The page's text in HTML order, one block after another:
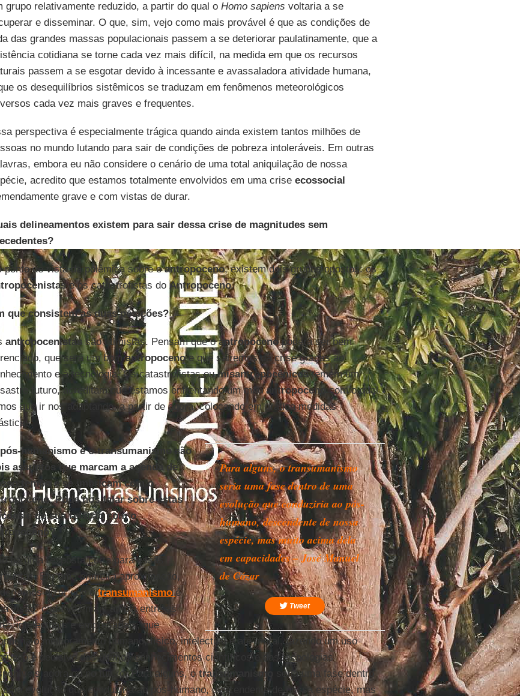
grupo relativamente reduzido, a partir do qual o Homo sapiens voltaria a se
e disseminar. O que, sim, vejo como mais provável é que as condições de
das grandes massas populacionais passem a se deteriorar paulatinamente, que a
cotidiana se torne cada vez mais difícil, na medida em que os recursos
passem a se esgotar devido à incessante e avassaladora atividade humana,
os desequilíbrios sistêmicos se traduzam em fenômenos meteorológicos
cada vez mais graves e frequentes.
perspectiva é especialmente trágica quando ainda existem tantos milhões de
no mundo lutando para sair de condições de pobreza intoleráveis. Em outras
embora eu não considere o cenário de uma total aniquilação de nossa
acredito que estamos totalmente envolvidos em uma crise ecossocial
grave e com vistas de durar.
delineamentos existem para sair dessa crise de magnitudes sem
ponto de vista da polêmica sobre oantropoceno, existem dois grupos opostos: os
e os catastrofistas do Antropoceno.
que consistem as duas posições?
antropocenistassão otimistas. Pensam que oantropocenopoderá ser bem
que será um bomantropocenoe que sairemos da crise graças ao
e à tecnologia. Os catastrofistas oumisantropocênicostemem um
futuro, acreditam que estamos enfrentando um mauantropocenocom o qual
que ir nos adaptando, a partir de agora, colocando em prática medidas
Para alguns, o transumanismo
seria uma fase dentro de uma
evolução que conduziria ao pós-
humano, descendente de nossa
espécie, mas muito acima dela
em capacidades – José Manuel
de Cózar
Tweet
pós-humanismo e o transumanismo são
assuntos que marcam a agenda de
tempo e se imbricam com o
Pode nos falar sobre estas
e de sua relação com o
há uma resposta curta para essas
Em uma primeira aproximação,
dizer que otransumanismo é
visão, cada vez mais ampla entre as
intelectuais e empresariais, que
o melhoramento humano, físico, intelectual e até moral, fazendo um uso
e decisivo dos últimos conhecimentos científicos e das tecnologias
agora ou no futuro. Para alguns, otransumanismo
seria uma fase dentro
uma evolução que conduziria ao pós-humano, descendente de nossa espécie, mas